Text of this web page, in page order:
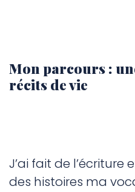
Mon parcours :
récits de vie
J’ai fait de l’écriture
des histoires ma